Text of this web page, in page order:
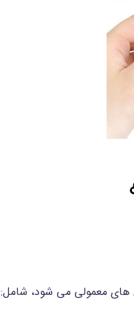
معمولی می شود، شامل: